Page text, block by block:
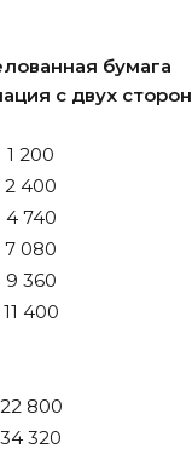
бумага
с двух сторон
1 200
2 400
4 740
7 080
9 360
11 400
22 800
34 320